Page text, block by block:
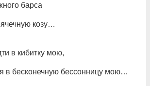
барса
козу…
в кибитку мою,
в бесконечную бессонницу мою…